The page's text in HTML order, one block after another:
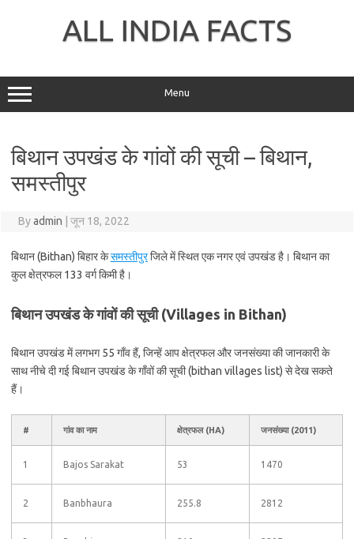
ALL INDIA FACTS
Menu
बिथान उपखंड के गांवों की सूची – बिथान,
समस्तीपुर
Byadmin जून 18, 2022
बिथान (Bithan) बिहार केसमस्तीपुरजिले में स्थित एक नगर एवं उपखंड है। बिथान का
कुल क्षेत्रफल 133 वर्ग किमी है।
बिथान उपखंड के गांवों की सूची (Villages in Bithan)
बिथान उपखंड में लगभग 55 गाँव हैं, जिन्हें आप क्षेत्रफल और जनसंख्या की जानकारी के
साथ नीचे दी गई बिथान उपखंड के गाँवों की सूची (bithan villages list) से देख सकते
हैं।
# गांव का नाम क्षेत्रफल (HA) जनसंख्या (2011)
1 Bajos Sarakat 53 1470
2 Banbhaura 255.8 2812